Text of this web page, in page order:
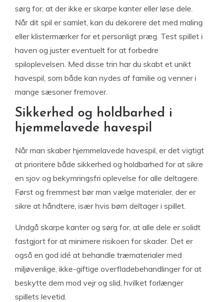
sørg for, at der ikke er skarpe kanter eller løse dele.
Når dit spil er samlet, kan du dekorere det med maling
eller klistermærker for et personligt præg. Test spillet i
haven og juster eventuelt for at forbedre
spiloplevelsen. Med disse trin har du skabt et unikt
havespil, som både kan nydes af familie og venner i
mange sæsoner fremover.
Sikkerhed og holdbarhed i
hjemmelavede havespil
Når man skaber hjemmelavede havespil, er det vigtigt
at prioritere både sikkerhed og holdbarhed for at sikre
en sjov og bekymringsfri oplevelse for alle deltagere.
Først og fremmest bør man vælge materialer, der er
sikre at håndtere, især hvis børn deltager i spillet.
Undgå skarpe kanter og sørg for, at alle dele er solidt
fastgjort for at minimere risikoen for skader. Det er
også en god idé at behandle træmaterialer med
miljøvenlige, ikke-giftige overfladebehandlinger for at
beskytte dem mod vejr og slid, hvilket forlænger
spillets levetid.